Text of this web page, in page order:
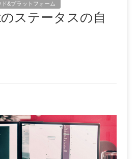
ド&プラットフォーム
ステータスの自